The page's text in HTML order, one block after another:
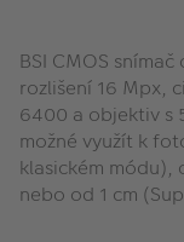
BSI CMOS
rozlišení 16 Mpx,
6400 a objektiv s
možné využít k
klasickém módu),
nebo od 1 cm